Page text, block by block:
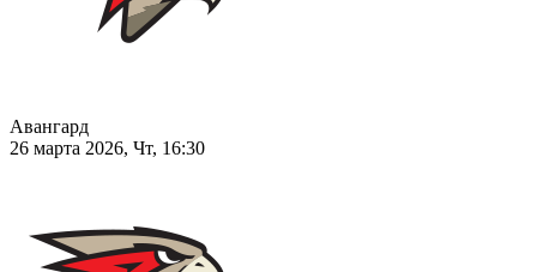
Авангард
26 марта 2026, Чт, 16:30